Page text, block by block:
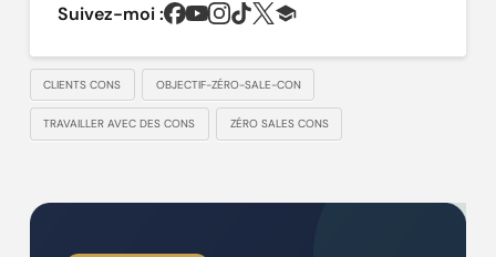
Suivez-moi :
CLIENTS CONS OBJECTIF-ZÉRO-SALE-CON
TRAVAILLER AVEC DES CONS ZÉRO SALES CONS